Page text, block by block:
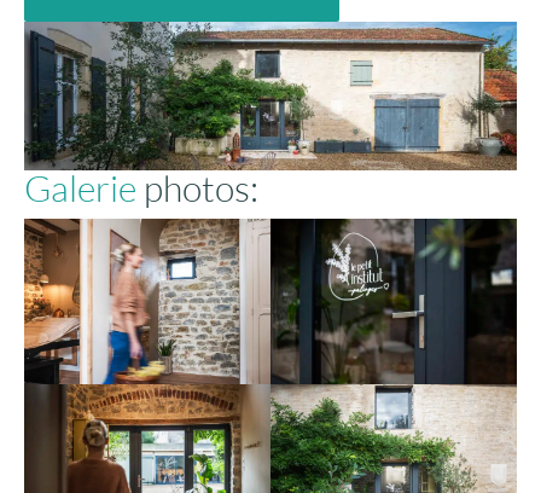
Galerie photos: